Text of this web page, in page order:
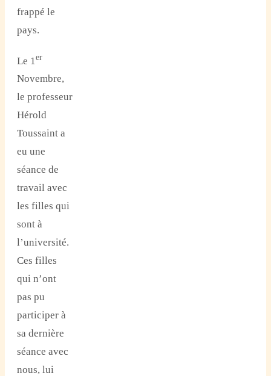
frappé le
pays.
Le 1er
Novembre,
le professeur
Hérold
Toussaint a
eu une
séance de
travail avec
les filles qui
sont à
l’université.
Ces filles
qui n’ont
pas pu
participer à
sa dernière
séance avec
nous, lui